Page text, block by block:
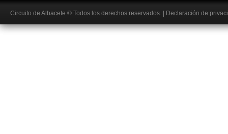
Circuito de Albacete © Todos los derechos reservados. Declaración de